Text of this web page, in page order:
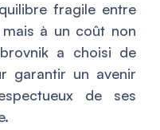
fragile entre
à un coût non
a choisi de
garantir un avenir
de ses